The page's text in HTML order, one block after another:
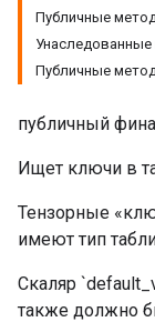
Публичные
Публичные
публичный
Ищет ключи в
Тензорные
имеют тип
Скаляр
также должно